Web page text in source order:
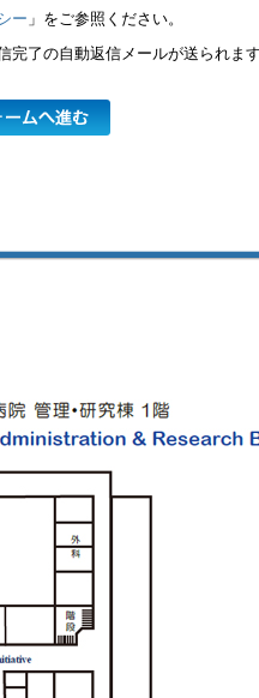
ー 」をご参照ください。
完了の自動返信メールが送られま